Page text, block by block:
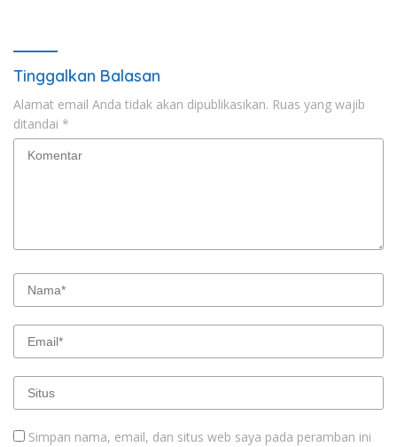
Tinggalkan Balasan
Alamat email Anda tidak akan dipublikasikan. Ruas yang wajib
ditandai *
Simpan nama, email, dan situs web saya pada peramban ini